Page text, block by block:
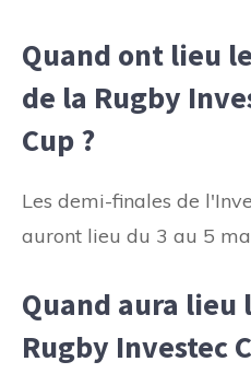
Quand ont lieu
de la Rugby
Cup ?
Les demi-finales de
auront lieu du 3 au 5
Quand aura lieu
Rugby Investec